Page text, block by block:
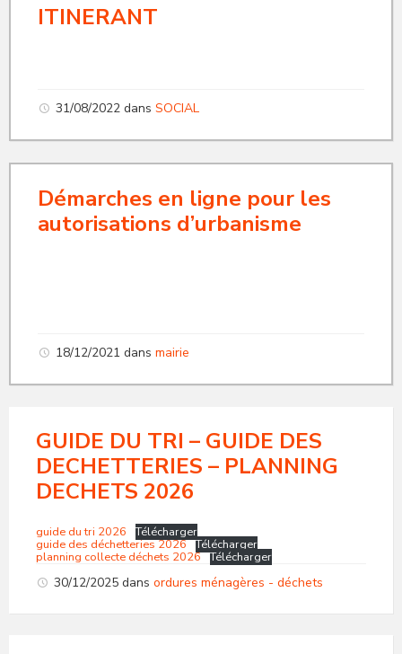
ITINERANT
31/08/2022 dans SOCIAL
Démarches en ligne pour les
autorisations d’urbanisme
18/12/2021 dans mairie
GUIDE DU TRI – GUIDE DES
DECHETTERIES – PLANNING
DECHETS 2026
guide du tri 2026 Télécharger
guide des déchetteries 2026 Télécharger
planning collecte déchets 2026 Télécharger
30/12/2025 dans ordures ménagères - déchets